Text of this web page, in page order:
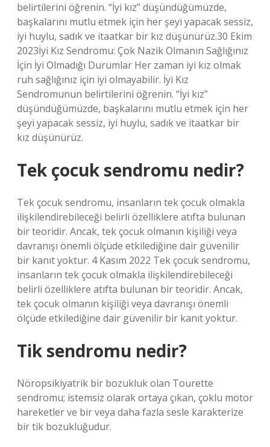
belirtilerini öğrenin. “İyi kız” düşündüğümüzde,
başkalarını mutlu etmek için her şeyi yapacak sessiz,
iyi huylu, sadık ve itaatkar bir kız düşünürüz.30 Ekim
2023İyi Kız Sendromu: Çok Nazik Olmanın Sağlığınız
İçin İyi Olmadığı Durumlar Her zaman iyi kız olmak
ruh sağlığınız için iyi olmayabilir. İyi Kız
Sendromunun belirtilerini öğrenin. “İyi kız”
düşündüğümüzde, başkalarını mutlu etmek için her
şeyi yapacak sessiz, iyi huylu, sadık ve itaatkar bir
kız düşünürüz.
Tek çocuk sendromu nedir?
Tek çocuk sendromu, insanların tek çocuk olmakla
ilişkilendirebileceği belirli özelliklere atıfta bulunan
bir teoridir. Ancak, tek çocuk olmanın kişiliği veya
davranışı önemli ölçüde etkilediğine dair güvenilir
bir kanıt yoktur. 4 Kasım 2022 Tek çocuk sendromu,
insanların tek çocuk olmakla ilişkilendirebileceği
belirli özelliklere atıfta bulunan bir teoridir. Ancak,
tek çocuk olmanın kişiliği veya davranışı önemli
ölçüde etkilediğine dair güvenilir bir kanıt yoktur.
Tik sendromu nedir?
Nöropsikiyatrik bir bozukluk olan Tourette
sendromu; istemsiz olarak ortaya çıkan, çoklu motor
hareketler ve bir veya daha fazla sesle karakterize
bir tik bozukluğudur.